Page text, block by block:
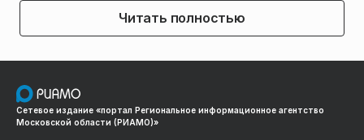
Читать полностью
Сетевое издание «портал Региональное информационное агентство
Московской области (РИАМО)»